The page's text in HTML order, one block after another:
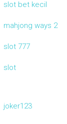
slot bet kecil
mahjong ways 2
slot 777
slot
joker123